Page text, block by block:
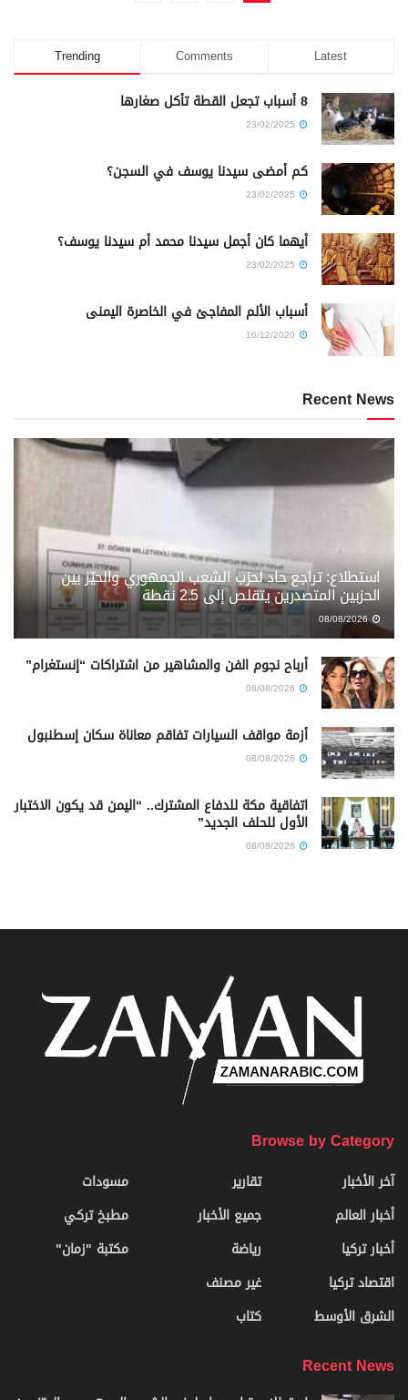
Trending Comments Latest
8 أسباب تجعل القطة تأكل صغارها
كم أمضى سيدنا يوسف في السجن؟
أيهما كان أجمل سيدنا محمد أم سيدنا يوسف؟
أسباب الألم المفاجئ في الخاصرة اليمنى
Recent News
استطلاع: تراجع حاد لحزب الشعب الجمهوري والحيّز بين
الحزبين المتصدرين يتقلص إلى 2.5 نقطة
08/08/2026
أرباح نجوم الفن والمشاهير من اشتراكات “إنستغرام”
أزمة مواقف السيارات تفاقم معاناة سكان إسطنبول
اتفاقية مكة للدفاع المشترك.. “اليمن قد يكون الاختبار
الأول للحلف الجديد”
Browse by Category
آخر الأخبار
أخبار العالم
أخبار تركيا
اقتصاد تركيا
الشرق الأوسط
تقارير
جميع الأخبار
رياضة
غير مصنف
كتاب
مسودات
مطبخ تركي
مكتبة "زمان"
Recent News